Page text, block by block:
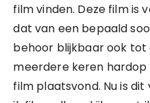
film vinden. Deze film is
dat van een bepaald
behoor blijkbaar ook tot
meerdere keren
film plaatsvond. Nu is